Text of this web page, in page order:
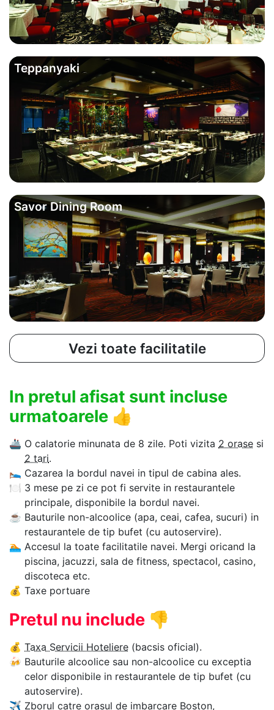
Teppanyaki
Savor Dining Room
Vezi toate facilitatile
In pretul afisat sunt incluse
urmatoarele 👍
🚢 O calatorie minunata de 8 zile. Poti vizita 2 orase si
2 tari.
🛌 Cazarea la bordul navei in tipul de cabina ales.
🍽 3 mese pe zi ce pot fi servite in restaurantele
principale, disponibile la bordul navei.
☕ Bauturile non-alcoolice (apa, ceai, cafea, sucuri) in
restaurantele de tip bufet (cu autoservire).
🏊‍ Accesul la toate facilitatile navei. Mergi oricand la
piscina, jacuzzi, sala de fitness, spectacol, casino,
discoteca etc.
💰 Taxe portuare
Pretul nu include 👎
💰 Taxa Servicii Hoteliere (bacsis oficial).
🍻 Bauturile alcoolice sau non-alcoolice cu exceptia
celor disponibile in restaurantele de tip bufet (cu
autoservire).
✈ Zborul catre orasul de imbarcare Boston,